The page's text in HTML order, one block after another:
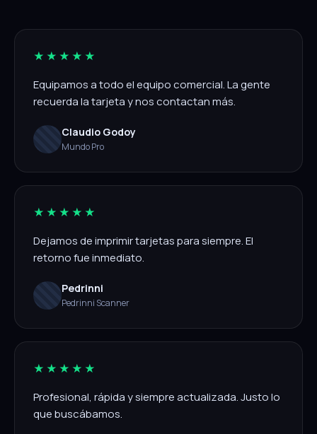
★★★★★
Equipamos a todo el equipo comercial. La gente
recuerda la tarjeta y nos contactan más.
Claudio Godoy
Mundo Pro
★★★★★
Dejamos de imprimir tarjetas para siempre. El
retorno fue inmediato.
Pedrinni
Pedrinni Scanner
★★★★★
Profesional, rápida y siempre actualizada. Justo lo
que buscábamos.